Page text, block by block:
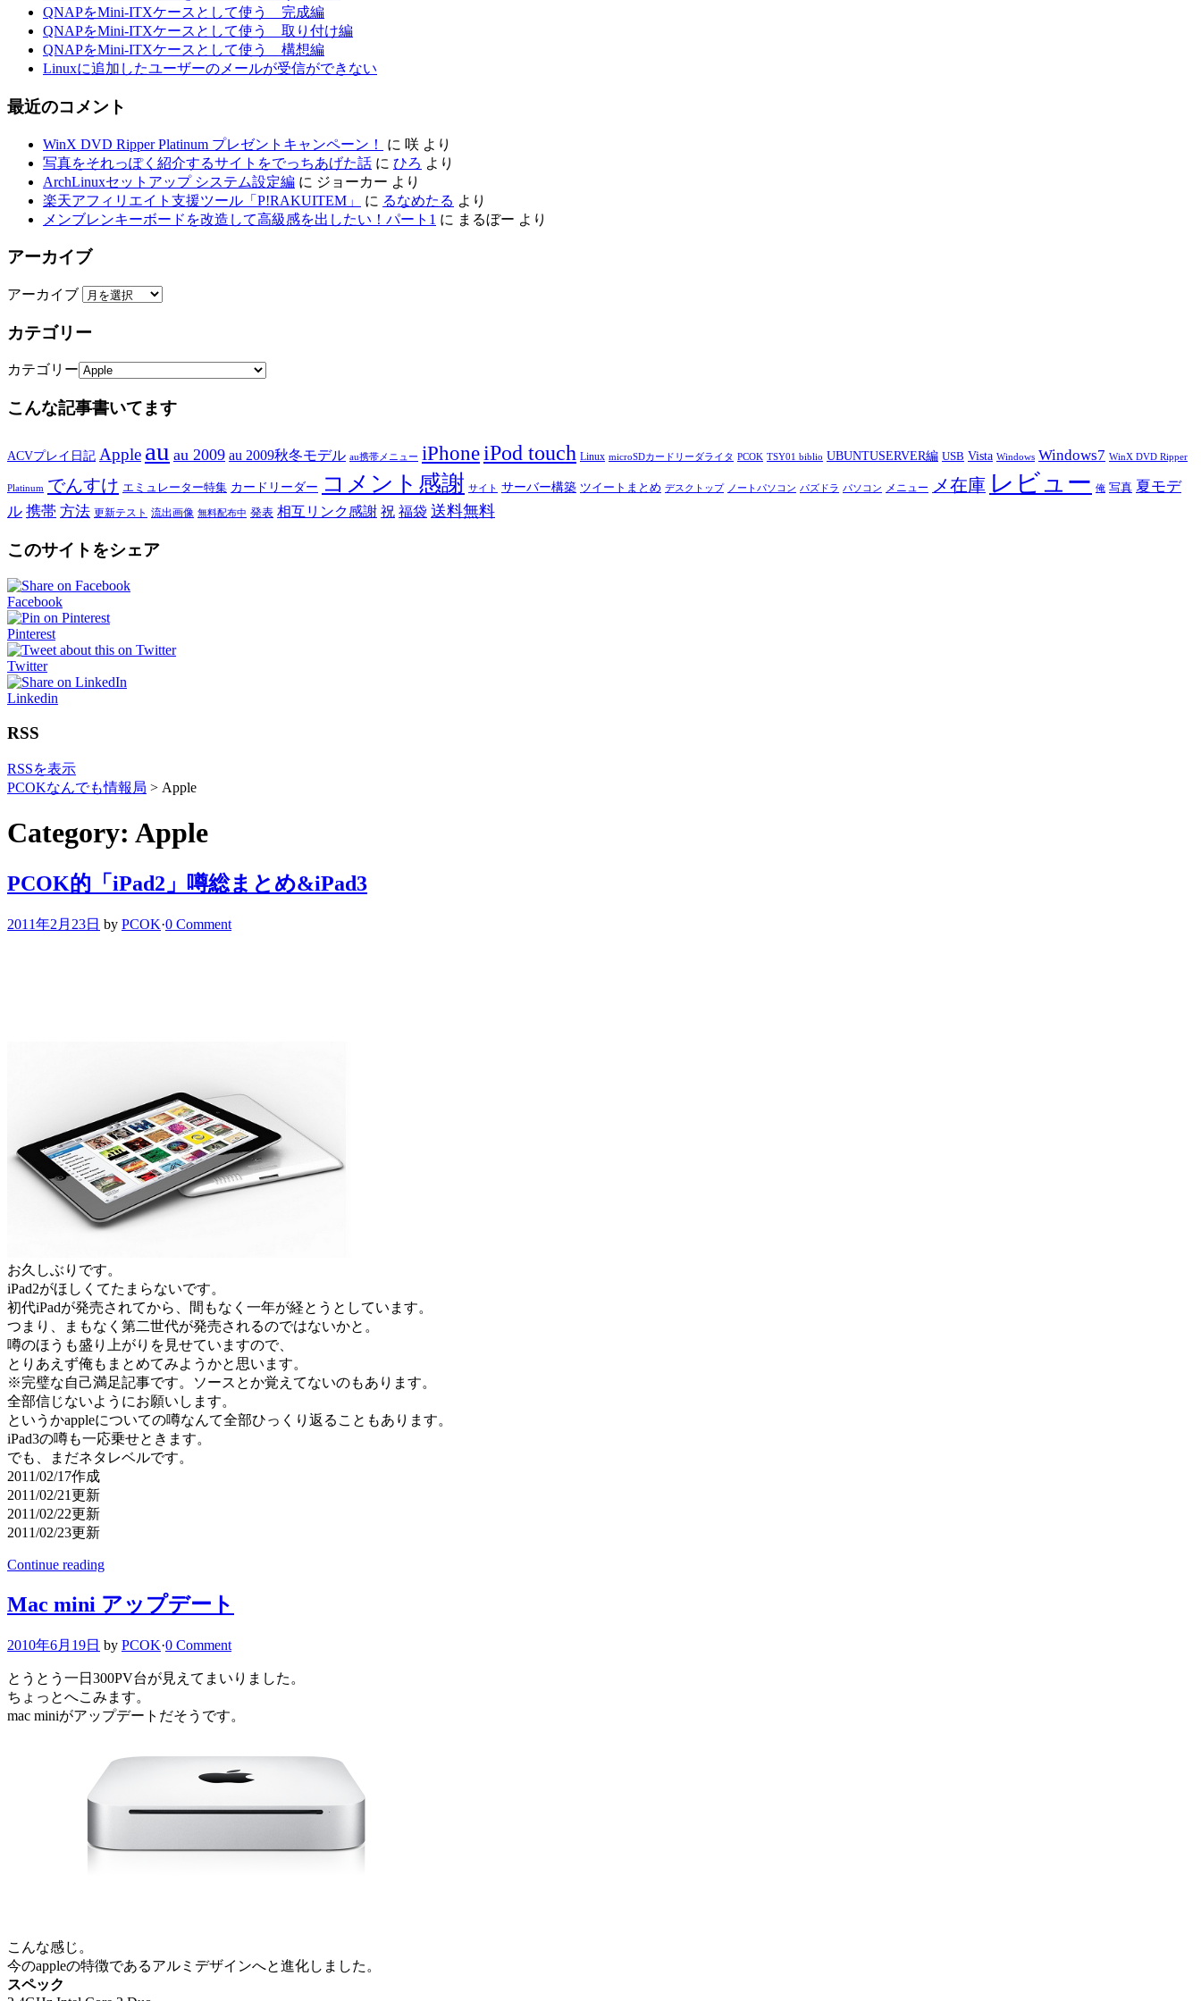
QNAPをMini-ITXケースとして使う 完成編
QNAPをMini-ITXケースとして使う 取り付け編
QNAPをMini-ITXケースとして使う 構想編
Linuxに追加したユーザーのメールが受信ができない
最近のコメント
WinX DVD Ripper Platinum プレゼントキャンペーン！ に 咲 より
写真をそれっぽく紹介するサイトをでっちあげた話 に ひろ より
ArchLinuxセットアップ システム設定編 に ジョーカー より
楽天アフィリエイト支援ツール「P!RAKUITEM」
に るなめたる より
メンブレンキーボードを改造して高級感を出したい！パート1 に まるぼー より
アーカイブ
アーカイブ
カテゴリー
カテゴリー
こんな記事書いてます
ACVプレイ日記 Apple au au 2009 au 2009秋冬モデル au携帯メニュー iPhoneiPod touch Linux microSDカードリーダライタ PCOK TSY01 biblio UBUNTUSERVER編 USB Vista Windows Windows7 WinX DVD Ripper
Platinum でんすけ エミュレーター特集 カードリーダー コメント感謝 サイト サーバー構築 ツイートまとめ デスクトップ ノートパソコン パズドラ パソコン メニュー メ在庫 レビュー 俺 写真 夏モデ
ル 携帯 方法 更新テスト 流出画像 無料配布中 発表 相互リンク感謝 祝 福袋 送料無料
このサイトをシェア
Facebook
Pinterest
Twitter
Linkedin
RSS
RSSを表示
PCOKなんでも情報局 > Apple
Category: Apple
PCOK的「iPad2」噂総まとめ&iPad3
2011年2月23日 by PCOK·0 Comment
お久しぶりです。
iPad2がほしくてたまらないです。
初代iPadが発売されてから、間もなく一年が経とうとしています。
つまり、まもなく第二世代が発売されるのではないかと。
噂のほうも盛り上がりを見せていますので、
とりあえず俺もまとめてみようかと思います。
※完璧な自己満足記事です。ソースとか覚えてないのもあります。
全部信じないようにお願いします。
というかappleについての噂なんて全部ひっくり返ることもあります。
iPad3の噂も一応乗せときます。
でも、まだネタレベルです。
2011/02/17作成
2011/02/21更新
2011/02/22更新
2011/02/23更新
Continue reading
Mac mini アップデート
2010年6月19日 by PCOK·0 Comment
とうとう一日300PV台が見えてまいりました。
ちょっとへこみます。
mac miniがアップデートだそうです。
こんな感じ。
今のappleの特徴であるアルミデザインへと進化しました。
スペック